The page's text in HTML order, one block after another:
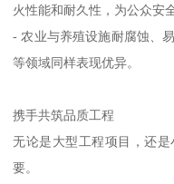
火性能和耐久性，为公众安
- 农业与养殖设施耐腐蚀、
等领域同样表现优异。
携手共筑品质工程
无论是大型工程项目，还
要。